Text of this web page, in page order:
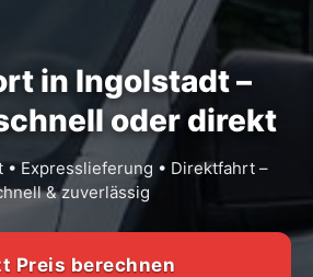
in Ingolstadt –
oder direkt
• Expresslieferung • Direktfahrt –
& zuverlässig
Preis berechnen